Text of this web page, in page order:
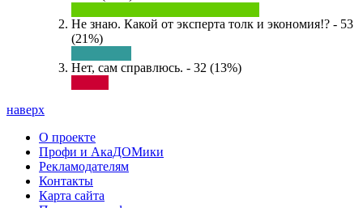
Не знаю. Какой от эксперта толк и экономия!? - 53
(21%)
Нет, сам справлюсь. - 32 (13%)
наверх
О проекте
Профи и АкаДОМики
Рекламодателям
Контакты
Карта сайта